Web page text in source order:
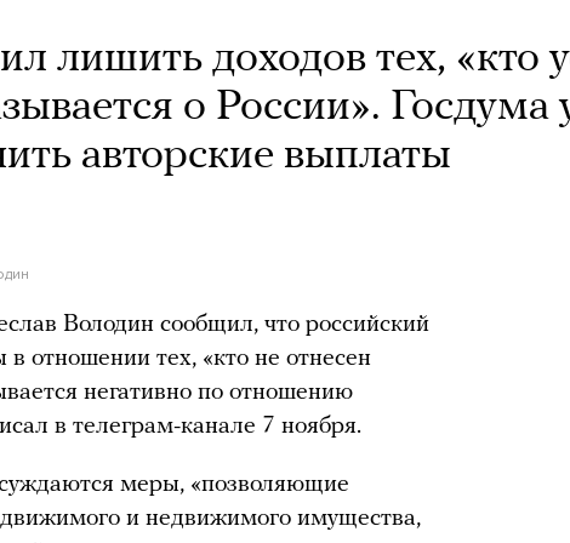
лишить доходов тех, «кто
о России». Госдума
авторские выплаты
Володин сообщил, что российский
отношении тех, «кто не отнесен
негативно по отношению
в телеграм-канале 7 ноября.
меры, «позволяющие
движимого и недвижимого имущества,